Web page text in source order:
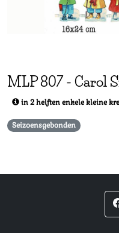
MLP807- Carol
in 2 helften enkele kleine
Seizoensgebonden